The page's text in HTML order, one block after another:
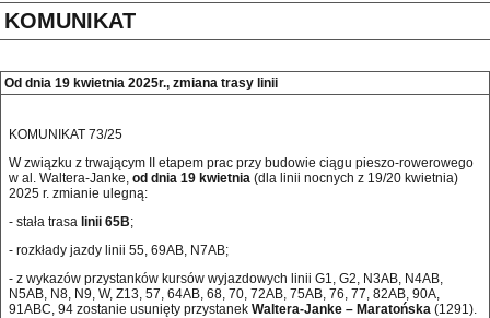
KOMUNIKAT
Od dnia 19 kwietnia 2025r., zmiana trasy linii
KOMUNIKAT 73/25
W związku z trwającym II etapem prac przy budowie ciągu pieszo-rowerowego
w al. Waltera-Janke, od dnia 19 kwietnia (dla linii nocnych z 19/20 kwietnia)
2025 r. zmianie ulegną:
- stała trasa linii 65B;
- rozkłady jazdy linii 55, 69AB, N7AB;
- z wykazów przystanków kursów wyjazdowych linii G1, G2, N3AB, N4AB,
N5AB, N8, N9, W, Z13, 57, 64AB, 68, 70, 72AB, 75AB, 76, 77, 82AB, 90A,
91ABC, 94 zostanie usunięty przystanek Waltera-Janke – Maratońska (1291).